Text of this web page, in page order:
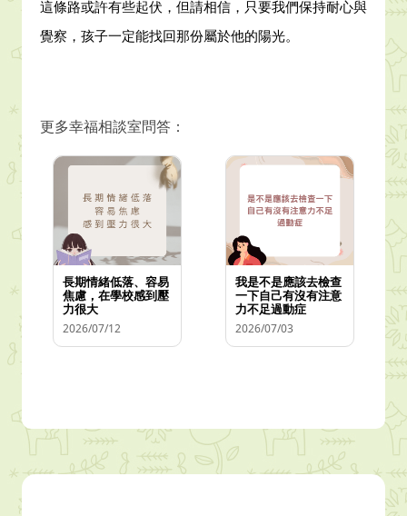
這條路或許有些起伏，但請相信，只要我們保持耐心與
覺察，孩子一定能找回那份屬於他的陽光。
更多幸福相談室問答：
長期情緒低落、容易
焦慮，在學校感到壓
力很大
2026/07/12
我是不是應該去檢查
一下自己有沒有注意
力不足過動症
2026/07/03